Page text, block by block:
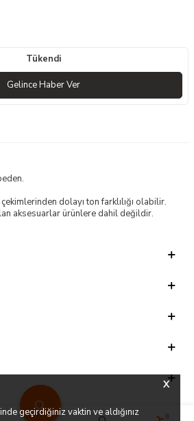
X
geçirdiğiniz vaktin ve aldığınız
0
Tükendi
Gelince Haber Ver
dolayı ton farklılığı olabilir.
aksesuarlar ürünlere dahil değildir.